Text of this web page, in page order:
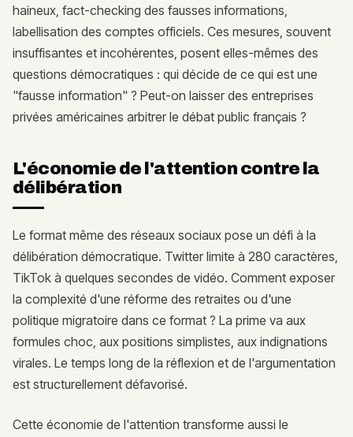
haineux, fact-checking des fausses informations,
labellisation des comptes officiels. Ces mesures, souvent
insuffisantes et incohérentes, posent elles-mêmes des
questions démocratiques : qui décide de ce qui est une
"fausse information" ? Peut-on laisser des entreprises
privées américaines arbitrer le débat public français ?
L'économie de l'attention contre la
délibération
Le format même des réseaux sociaux pose un défi à la
délibération démocratique. Twitter limite à 280 caractères,
TikTok à quelques secondes de vidéo. Comment exposer
la complexité d'une réforme des retraites ou d'une
politique migratoire dans ce format ? La prime va aux
formules choc, aux positions simplistes, aux indignations
virales. Le temps long de la réflexion et de l'argumentation
est structurellement défavorisé.
Cette économie de l'attention transforme aussi le